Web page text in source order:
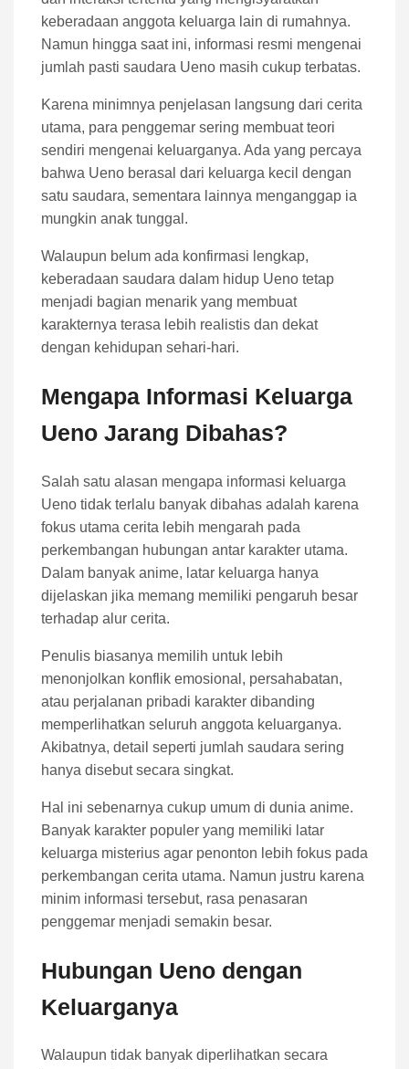
keberadaan anggota keluarga lain di rumahnya.
Namun hingga saat ini, informasi resmi mengenai
jumlah pasti saudara Ueno masih cukup terbatas.
Karena minimnya penjelasan langsung dari cerita
utama, para penggemar sering membuat teori
sendiri mengenai keluarganya. Ada yang percaya
bahwa Ueno berasal dari keluarga kecil dengan
satu saudara, sementara lainnya menganggap ia
mungkin anak tunggal.
Walaupun belum ada konfirmasi lengkap,
keberadaan saudara dalam hidup Ueno tetap
menjadi bagian menarik yang membuat
karakternya terasa lebih realistis dan dekat
dengan kehidupan sehari-hari.
Mengapa Informasi Keluarga
Ueno Jarang Dibahas?
Salah satu alasan mengapa informasi keluarga
Ueno tidak terlalu banyak dibahas adalah karena
fokus utama cerita lebih mengarah pada
perkembangan hubungan antar karakter utama.
Dalam banyak anime, latar keluarga hanya
dijelaskan jika memang memiliki pengaruh besar
terhadap alur cerita.
Penulis biasanya memilih untuk lebih
menonjolkan konflik emosional, persahabatan,
atau perjalanan pribadi karakter dibanding
memperlihatkan seluruh anggota keluarganya.
Akibatnya, detail seperti jumlah saudara sering
hanya disebut secara singkat.
Hal ini sebenarnya cukup umum di dunia anime.
Banyak karakter populer yang memiliki latar
keluarga misterius agar penonton lebih fokus pada
perkembangan cerita utama. Namun justru karena
minim informasi tersebut, rasa penasaran
penggemar menjadi semakin besar.
Hubungan Ueno dengan
Keluarganya
Walaupun tidak banyak diperlihatkan secara